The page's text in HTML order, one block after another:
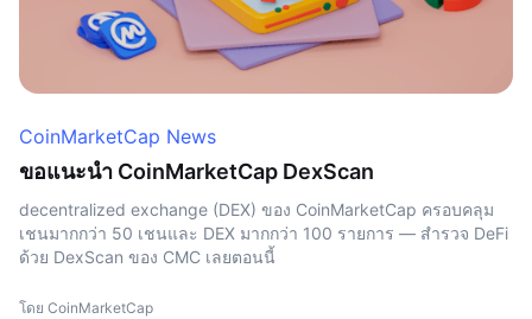
CoinMarketCap News
ขอแนะนำ CoinMarketCap DexScan
decentralized exchange (DEX) ของ CoinMarketCap ครอบคลุม
เชนมากกว่า 50 เชนและ DEX มากกว่า 100 รายการ — สำรวจ DeFi
ด้วย DexScan ของ CMC เลยตอนนี้
โดย CoinMarketCap